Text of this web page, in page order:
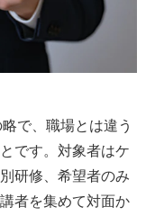
で、職場とは違う
です。対象者はケ
研修、希望者のみ
者を集めて対面か